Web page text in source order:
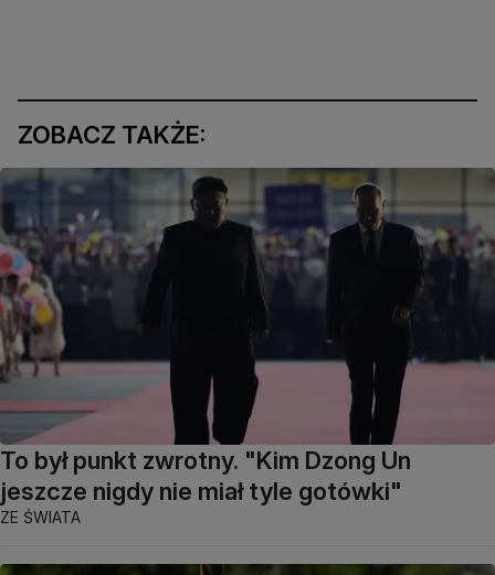
ZOBACZ TAKŻE:
To był punkt zwrotny. "Kim Dzong Un
jeszcze nigdy nie miał tyle gotówki"
ZE ŚWIATA